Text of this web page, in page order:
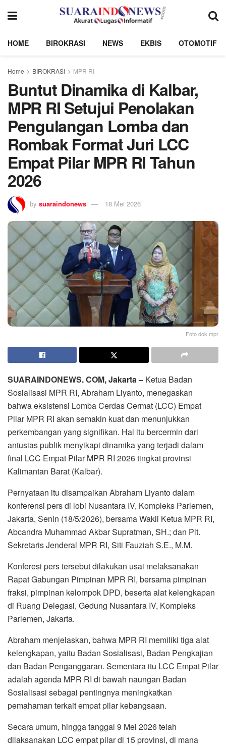
HOME BIROKRASI NEWS EKBIS OTOMOTIF
Home BIROKRASI MPR RI
Buntut Dinamika di Kalbar,
MPR RI Setujui Penolakan
Pengulangan Lomba dan
Rombak Format Juri LCC
Empat Pilar MPR RI Tahun
2026
by suaraindonews 18 Mei 2026
Foto dok mpr
SUARAINDONEWS. COM, Jakarta – Ketua Badan
Sosialisasi MPR RI, Abraham Liyanto, menegaskan
bahwa eksistensi Lomba Cerdas Cermat (LCC) Empat
Pilar MPR RI akan semakin kuat dan menunjukkan
perkembangan yang signifikan. Hal itu bercermin dari
antusias publik menyikapi dinamika yang terjadi dalam
final LCC Empat Pilar MPR RI 2026 tingkat provinsi
Kalimantan Barat (Kalbar).
Pernyataan itu disampaikan Abraham Liyanto dalam
konferensi pers di lobi Nusantara IV, Kompleks Parlemen,
Jakarta, Senin (18/5/2026), bersama Wakil Ketua MPR RI,
Abcandra Muhammad Akbar Supratman, SH.; dan Plt.
Sekretaris Jenderal MPR RI, Siti Fauziah S.E., M.M.
Konferesi pers tersebut dilakukan usai melaksanakan
Rapat Gabungan Pimpinan MPR RI, bersama pimpinan
fraksi, pimpinan kelompok DPD, beserta alat kelengkapan
di Ruang Delegasi, Gedung Nusantara IV, Kompleks
Parlemen, Jakarta.
Abraham menjelaskan, bahwa MPR RI memiliki tiga alat
kelengkapan, yaitu Badan Sosialisasi, Badan Pengkajian
dan Badan Penganggaran. Sementara itu LCC Empat Pilar
adalah agenda MPR RI di bawah naungan Badan
Sosialisasi sebagai pentingnya meningkatkan
pemahaman terkait empat pilar kebangsaan.
Secara umum, hingga tanggal 9 Mei 2026 telah
dilaksanakan LCC empat pilar di 15 provinsi, di mana